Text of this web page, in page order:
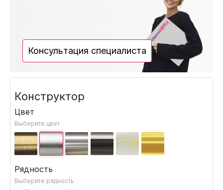
Консультация специалиста
Конструктор
Цвет
Выберите цвет
Рядность
Выберите рядность